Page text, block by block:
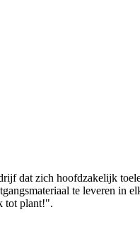
dat zich hoofdzakelijk
te leveren in
tot plant!".